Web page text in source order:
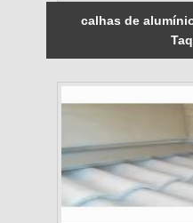
calhas de